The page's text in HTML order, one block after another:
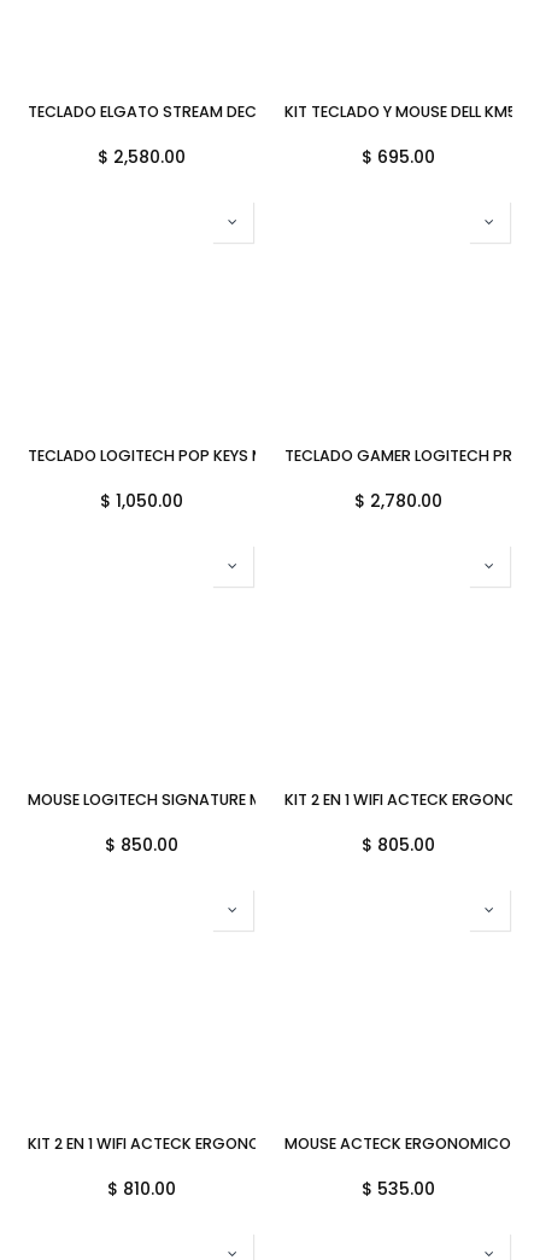
TECLADO ELGATO STREAM DECK MK.2 15 TECLAS ALAMBRICO USB
$ 2,580.00
KIT TECLADO Y MOUSE DELL
$ 695.00
TECLADO LOGITECH POP KEYS MECANICO INALAMBRICO AMARILLO
$ 1,050.00
TECLADO GAMER LOGITECH PRO
$ 2,780.00
MOUSE LOGITECH SIGNATURE M650L INALAMBRICO NEGRO 910-
$ 850.00
KIT 2 EN 1 WIFI ACTECK
$ 805.00
KIT 2 EN 1 WIFI ACTECK ERGONOMICO VIRTUOS FITT MK770
$ 810.00
MOUSE ACTECK ERGONOMICO
$ 535.00